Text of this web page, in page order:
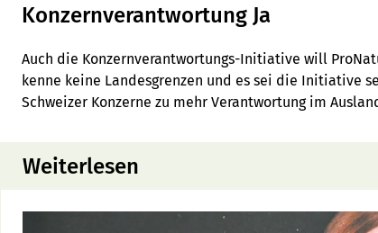
Konzernverantwortung Ja
Auch die Konzernverantwortungs-Initiative will
kenne keine Landesgrenzen und es sei die Initiative
Schweizer Konzerne zu mehr Verantwortung im
Weiterlesen